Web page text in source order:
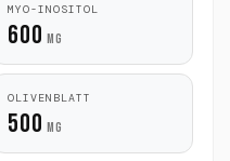
MYO-INOSITOL
600 mg
moduliert TSH-Rezeptor-
Signal, untersucht bei
OLIVENBLATT
500 mg